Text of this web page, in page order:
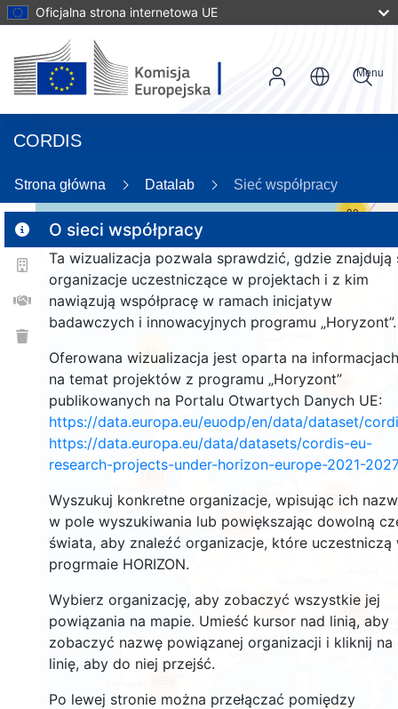
Oficjalna strona internetowa UE
CORDIS
Menu
Strona główna Datalab Sieć współpracy
O sieci współpracy
Ta wizualizacja pozwala sprawdzić, gdzie znajdują
organizacje uczestniczące w projektach i z kim
nawiązują współpracę w ramach inicjatyw
badawczych i innowacyjnych programu „Horyzont”.
Oferowana wizualizacja jest oparta na informacjach
na temat projektów z programu „Horyzont”
publikowanych na Portalu Otwartych Danych UE:
https://data.europa.eu/euodp/en/data/dataset/
https://data.europa.eu/data/datasets/cordis-eu-
research-projects-under-horizon-europe-2021-2027
Wyszukuj konkretne organizacje, wpisując ich
w pole wyszukiwania lub powiększając dowolną
świata, aby znaleźć organizacje, które uczestniczą
progrmaie HORIZON.
Wybierz organizację, aby zobaczyć wszystkie jej
powiązania na mapie. Umieść kursor nad linią, aby
zobaczyć nazwę powiązanej organizacji i kliknij na
linię, aby do niej przejść.
Po lewej stronie można przełączać pomiędzy
30
2842
1590
13041
4534
7402 9839